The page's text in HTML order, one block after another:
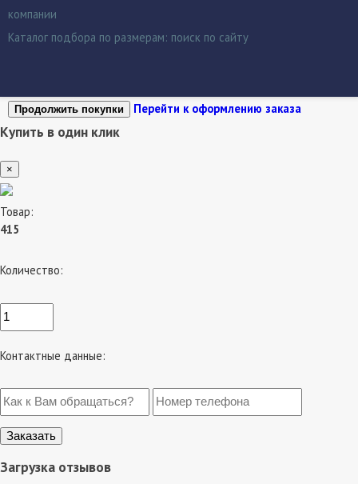
компании
Каталог подбора по размерам: поиск по сайту
Продолжить покупки Перейти к оформлению заказа
Купить в один клик
×
Товар:
415
Количество:
Контактные данные:
Загрузка отзывов